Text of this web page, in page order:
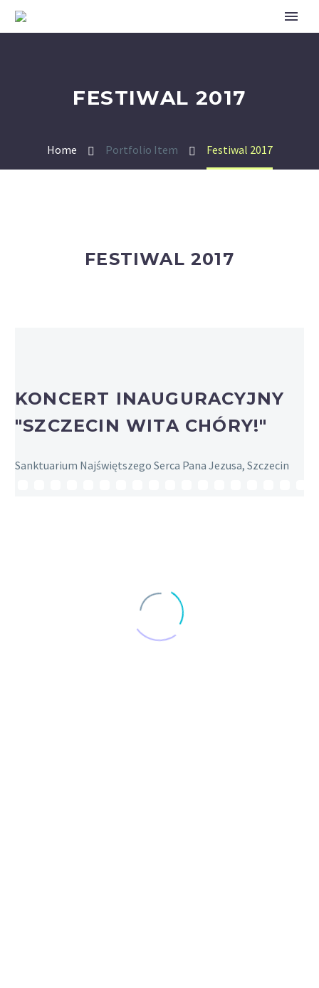
FESTIWAL 2017
Home Portfolio Item Festiwal 2017
FESTIWAL 2017
KONCERT INAUGURACYJNY
"SZCZECIN WITA CHÓRY!"
Sanktuarium Najświętszego Serca Pana Jezusa, Szczecin